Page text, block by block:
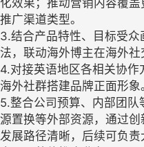
推广渠道类型。
3.结合产品特性、目标受
法，联动海外博主在海外社
4.对接英语地区各相关协
海外社群搭建品牌正面形象
5.整合公司预算、内部团
源置换等外部资源，通过
发展路径清晰，后续可负